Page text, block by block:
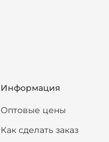
Информация
Оптовые цены
Как сделать заказ